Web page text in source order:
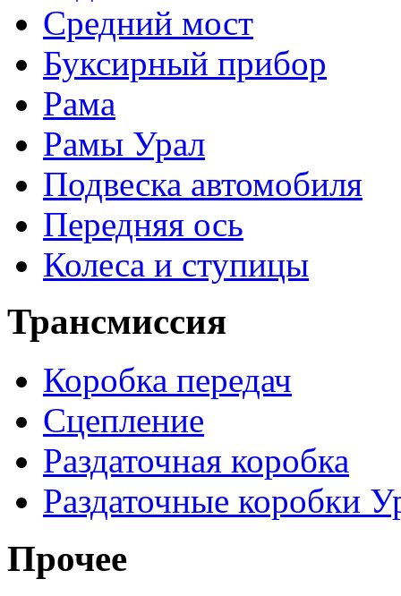
Средний мост
Буксирный прибор
Рама
Рамы Урал
Подвеска автомобиля
Передняя ось
Колеса и ступицы
Трансмиссия
Коробка передач
Сцепление
Раздаточная коробка
Раздаточные коробки
Прочее